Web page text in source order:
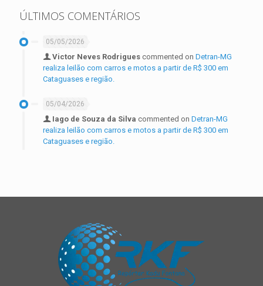
ÚLTIMOS COMENTÁRIOS
05/05/2026
Victor Neves Rodrigues commented on Detran-MG
realiza leilão com carros e motos a partir de R$ 300 em
Cataguases e região.
05/04/2026
Iago de Souza da Silva commented on Detran-MG
realiza leilão com carros e motos a partir de R$ 300 em
Cataguases e região.